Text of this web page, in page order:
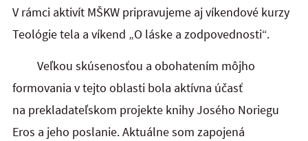
V rámci aktivít MŠKW pripravujeme aj víkendové kurzy
Teológie tela a víkend „O láske a zodpovednosti“.
Veľkou skúsenosťou a obohatením môjho
formovania v tejto oblasti bola aktívna účasť
na prekladateľskom projekte knihy Josého Noriegu
Eros a jeho poslanie. Aktuálne som zapojená